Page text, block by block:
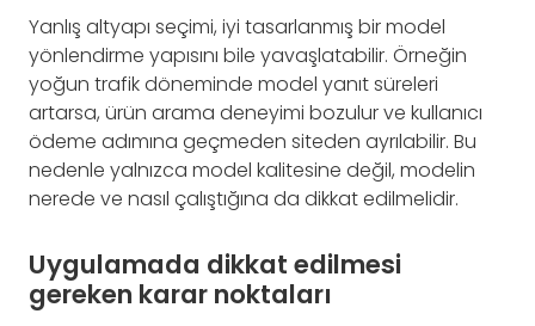
Yanlış altyapı seçimi, iyi tasarlanmış bir model
yönlendirme yapısını bile yavaşlatabilir. Örneğin
yoğun trafik döneminde model yanıt süreleri
artarsa, ürün arama deneyimi bozulur ve kullanıcı
ödeme adımına geçmeden siteden ayrılabilir. Bu
nedenle yalnızca model kalitesine değil, modelin
nerede ve nasıl çalıştığına da dikkat edilmelidir.
Uygulamada dikkat edilmesi
gereken karar noktaları